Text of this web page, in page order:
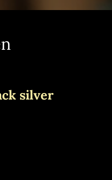
silver